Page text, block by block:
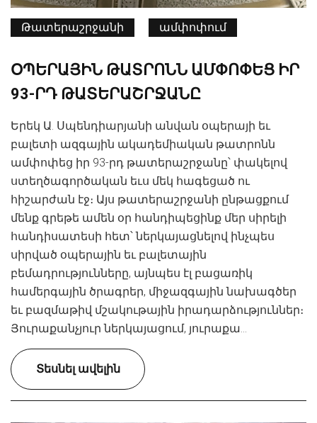
Թատերաշրջանի ամփոփում
ՕՊԵՐԱՅԻՆ ԹԱՏՐՈՆՆ ԱՄՓՈՓԵՑ ԻՐ
93-ՐԴ ԹԱՏԵՐԱՇՐՋԱՆԸ
Երեկ Ա. Սպենդիարյանի անվան օպերայի եւ
բալետի ազգային ակադեմիական թատրոնն
ամփոփեց իր 93-րդ թատերաշրջանը՝ փակելով
ստեղծագործական եւս մեկ հագեցած ու
հիշարժան էջ։ Այս թատերաշրջանի ընթացքում
մենք գրեթե ամեն օր հանդիպեցինք մեր սիրելի
հանդիսատեսի հետ՝ ներկայացնելով ինչպես
սիրված օպերային եւ բալետային
բեմադրությունները, այնպես էլ բացառիկ
համերգային ծրագրեր, միջազգային նախագծեր
եւ բազմաթիվ մշակութային իրադարձություններ։
Յուրաքանչյուր ներկայացում, յուրաքա...
Տեսնել ավելին